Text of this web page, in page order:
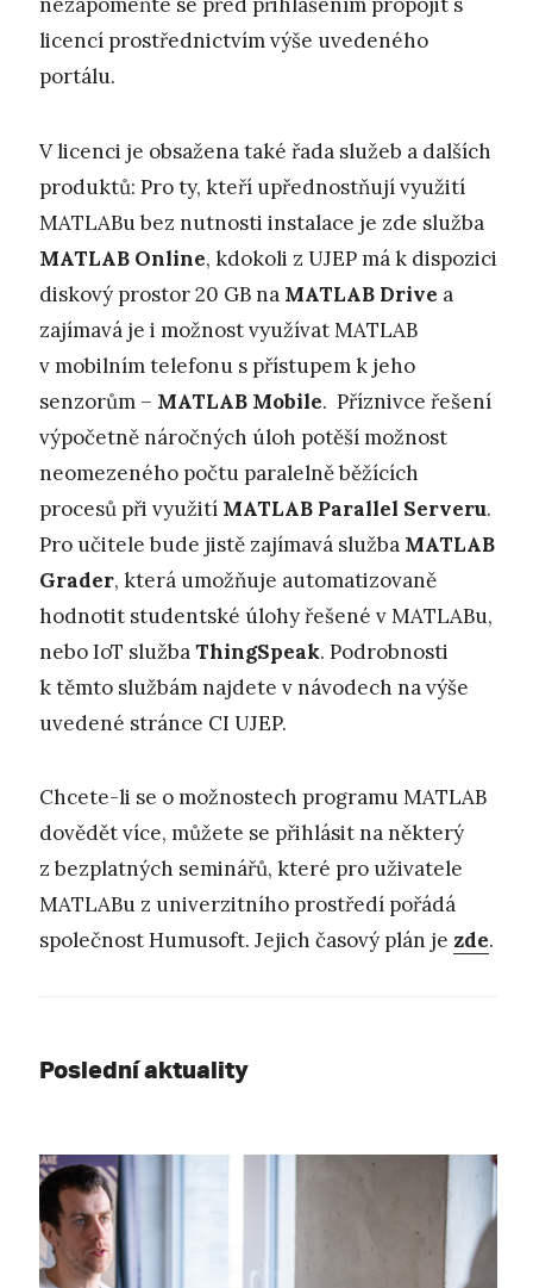
licencí prostřednictvím výše uvedeného
portálu.
V licenci je obsažena také řada služeb a dalších
produktů: Pro ty, kteří upřednostňují využití
MATLABu bez nutnosti instalace je zde služba
MATLAB Online, kdokoli z UJEP má k dispozici
diskový prostor 20 GB na MATLAB Drive a
zajímavá je i možnost využívat MATLAB
v mobilním telefonu s přístupem k jeho
senzorům – MATLAB Mobile. Příznivce řešení
výpočetně náročných úloh potěší možnost
neomezeného počtu paralelně běžících
procesů při využití MATLAB Parallel Serveru.
Pro učitele bude jistě zajímavá služba MATLAB
Grader, která umožňuje automatizovaně
hodnotit studentské úlohy řešené v MATLABu,
nebo IoT službaThingSpeak. Podrobnosti
k těmto službám najdete v návodech na výše
uvedené stránce CI UJEP.
Chcete-li se o možnostech programu MATLAB
dovědět více, můžete se přihlásit na některý
z bezplatných seminářů, které pro uživatele
MATLABu z univerzitního prostředí pořádá
společnost Humusoft. Jejich časový plán je zde.
Poslední aktuality